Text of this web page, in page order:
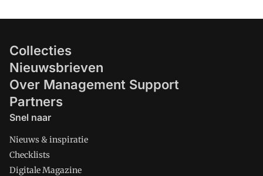
Collecties
Nieuwsbrieven
Over Management Support
Partners
Snel naar
Nieuws & inspiratie
Checklists
Digitale Magazine